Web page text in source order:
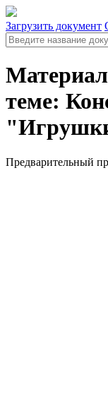
Загрузить документ
теме:
Предварительный